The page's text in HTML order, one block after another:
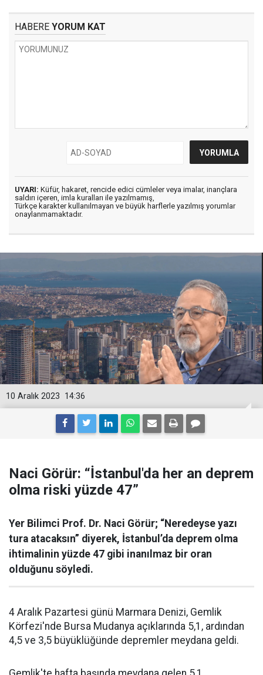
HABERE YORUM KAT
UYARI: Küfür, hakaret, rencide edici cümleler veya imalar, inançlara
saldırı içeren, imla kuralları ile yazılmamış,
Türkçe karakter kullanılmayan ve büyük harflerle yazılmış yorumlar
onaylanmamaktadır.
14:36
10 Aralık 2023
Naci Görür: “İstanbul'da her an deprem
olma riski yüzde 47”
Yer Bilimci Prof. Dr. Naci Görür; “Neredeyse yazı
tura atacaksın” diyerek, İstanbul’da deprem olma
ihtimalinin yüzde 47 gibi inanılmaz bir oran
olduğunu söyledi.
4 Aralık Pazartesi günü Marmara Denizi, Gemlik
Körfezi'nde Bursa Mudanya açıklarında 5,1, ardından
4,5 ve 3,5 büyüklüğünde depremler meydana geldi.